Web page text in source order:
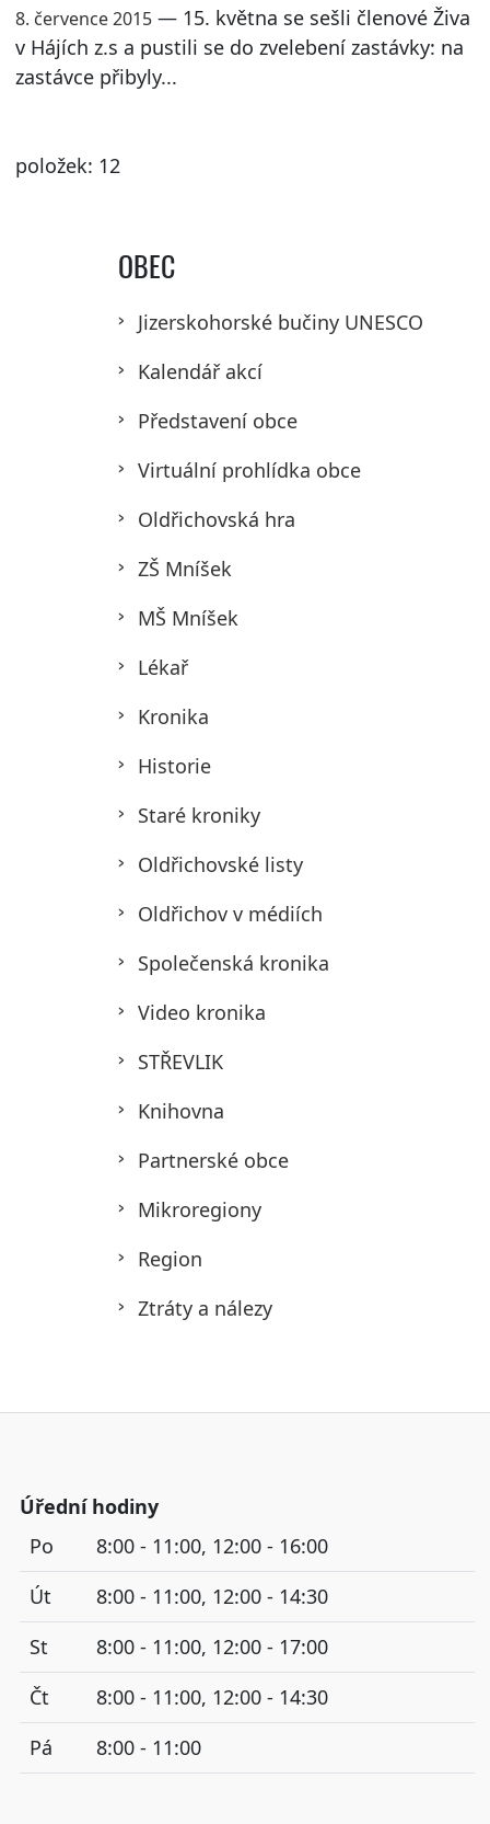
8. července 2015— 15. května se sešli členové Živa
v Hájích z.s a pustili se do zvelebení zastávky: na
zastávce přibyly...
položek: 12
OBEC
Jizerskohorské bučiny UNESCO
Kalendář akcí
Představení obce
Virtuální prohlídka obce
Oldřichovská hra
ZŠ Mníšek
MŠ Mníšek
Lékař
Kronika
Historie
Staré kroniky
Oldřichovské listy
Oldřichov v médiích
Společenská kronika
Video kronika
STŘEVLIK
Knihovna
Partnerské obce
Mikroregiony
Region
Ztráty a nálezy
Úřední hodiny
Po
8:00 - 11:00, 12:00 - 16:00
Út
8:00 - 11:00, 12:00 - 14:30
St
8:00 - 11:00, 12:00 - 17:00
Čt
8:00 - 11:00, 12:00 - 14:30
Pá
8:00 - 11:00